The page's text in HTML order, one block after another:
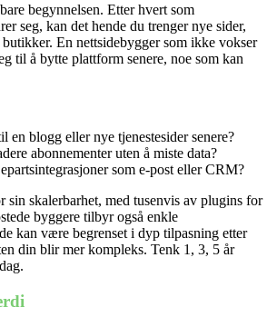
begynnelsen. Etter hvert som
seg, kan det hende du trenger nye sider,
En nettsidebygger som ikke vokser
til å bytte plattform senere, noe som kan
en blogg eller nye tjenestesider senere?
abonnementer uten å miste data?
som e-post eller CRM?
sin skalerbarhet, med tusenvis av plugins for
byggere tilbyr også enkle
kan være begrenset i dyp tilpasning etter
din blir mer kompleks. Tenk 1, 3, 5 år